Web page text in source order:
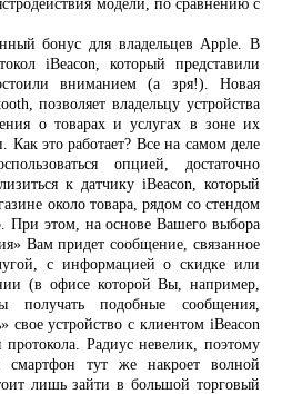
модели, по сравнению с
бонус для владельцев Apple. В
iBeacon, который представили
вниманием (а зря!). Новая
позволяет владельцу устройства
о товарах и услугах в зоне их
Как это работает? Все на самом деле
опцией, достаточно
к датчику iBeacon, который
около товара, рядом со стендом
При этом, на основе Вашего выбора
Вам придет сообщение, связанное
с информацией о скидке или
(в офисе которой Вы, например,
получать подобные сообщения,
свое устройство с клиентом iBeacon
протокола. Радиус невелик, поэтому
смартфон тут же накроет волной
лишь зайти в большой торговый